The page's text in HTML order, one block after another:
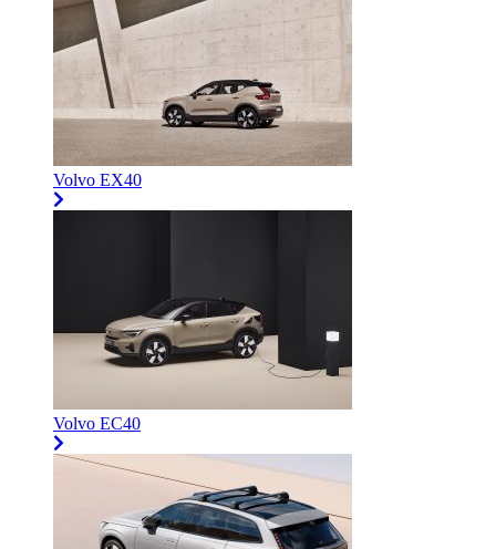
Volvo EX40
Volvo EC40